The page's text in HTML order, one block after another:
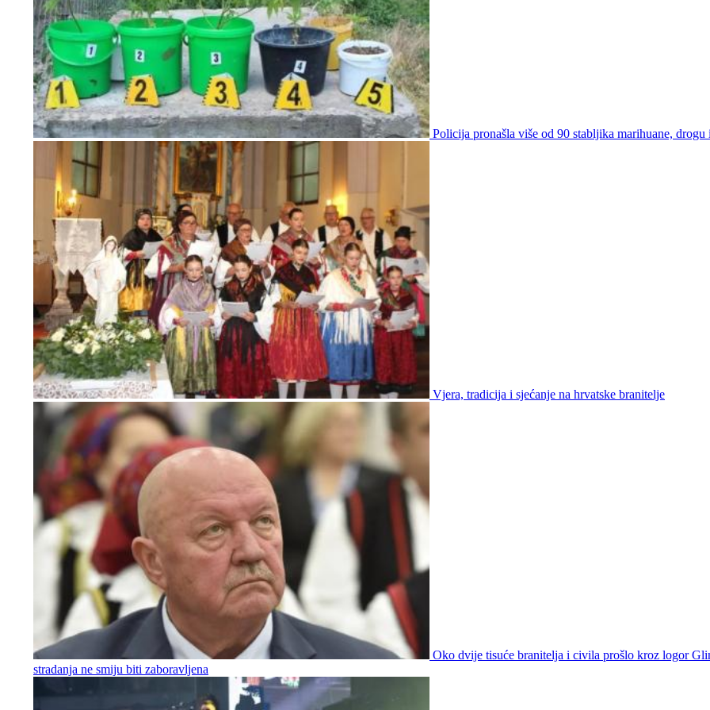
Policija pronašla više od 90 stabljika marihuane,
Vjera, tradicija i sjećanje na hrvatske branitelje
Oko dvije tisuće branitelja i civila prošlo kroz logor
stradanja ne smiju biti zaboravljena